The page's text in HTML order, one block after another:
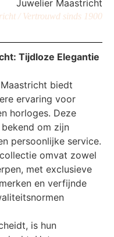
/ Vertrouwd sinds 1900
Tijdloze Elegantie
biedt
ervaring voor
horloges. Deze
om zijn
persoonlijke service.
omvat zowel
met exclusieve
en verfijnde
is hun